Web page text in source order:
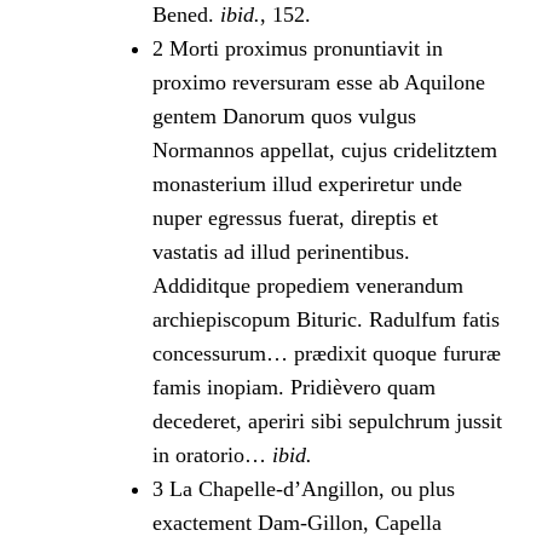
Bened. ibid., 152.
2 Morti proximus pronuntiavit in
proximo reversuram esse ab Aquilone
gentem Danorum quos vulgus
Normannos appellat, cujus cridelitztem
monasterium illud experiretur unde
nuper egressus fuerat, direptis et
vastatis ad illud perinentibus.
Addiditque propediem venerandum
archiepiscopum Bituric. Radulfum fatis
concessurum… prædixit quoque fururæ
famis inopiam. Pridièvero quam
decederet, aperiri sibi sepulchrum jussit
in oratorio… ibid.
3 La Chapelle-d’Angillon, ou plus
exactement Dam-Gillon, Capella